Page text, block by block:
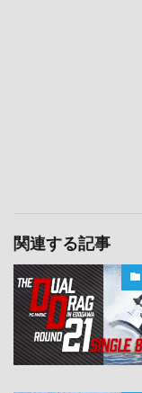
関連する記事